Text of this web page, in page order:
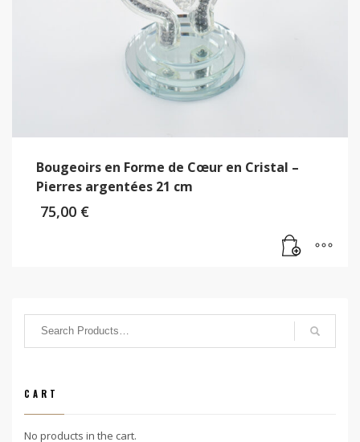
Bougeoirs en Forme de Cœur en Cristal –
Pierres argentées 21 cm
75,00 €
CART
No products in the cart.